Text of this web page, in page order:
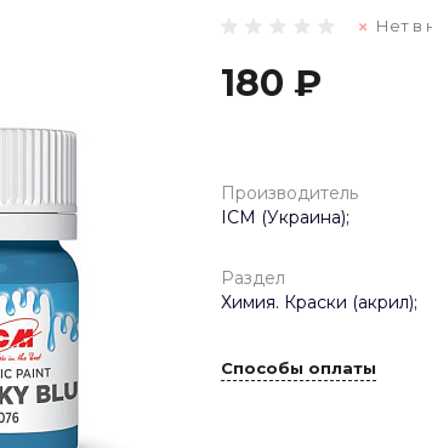
Нет в
180 ₽
Производитель
ICM (Украина);
Раздел
Химия. Краски (акрил);
Способы оплаты